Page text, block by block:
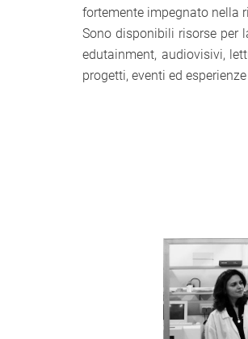
fortemente impegnato nella
Sono disponibili risorse per
edutainment, audiovisivi,
progetti, eventi ed